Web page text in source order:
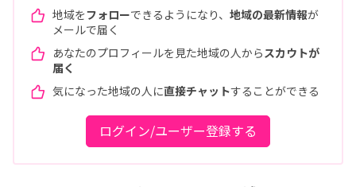
地域をフォローできるようになり、 地域の最新情報が
メールで届く
あなたのプロフィールを見た地域の人から スカウトが
届く
気になった地域の人に直接チャットすることができる
ログイン/ユーザー登録する